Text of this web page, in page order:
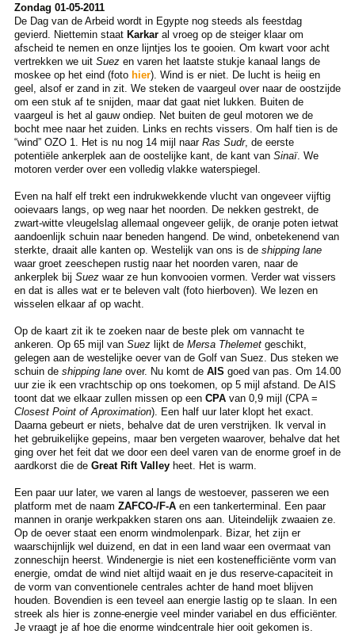
Zondag 01-05-2011
De Dag van de Arbeid wordt in Egypte nog steeds als feestdag
gevierd. Niettemin staat Karkaral vroeg op de steiger klaar om
afscheid te nemen en onze lijntjes los te gooien. Om kwart voor acht
vertrekken we uit Suezen varen het laatste stukje kanaal langs de
moskee op het eind (foto hier). Wind is er niet. De lucht is heiig en
geel, alsof er zand in zit. We steken de vaargeul over naar de oostzijde
om een stuk af te snijden, maar dat gaat niet lukken. Buiten de
vaargeul is het al gauw ondiep. Net buiten de geul motoren we de
bocht mee naar het zuiden. Links en rechts vissers. Om half tien is de
“wind” OZO 1. Het is nu nog 14 mijl naar Ras Sudr, de eerste
potentiële ankerplek aan de oostelijke kant, de kant vanSinaï. We
motoren verder over een volledig vlakke waterspiegel.
Even na half elf trekt een indrukwekkende vlucht van ongeveer vijftig
ooievaars langs, op weg naar het noorden. De nekken gestrekt, de
zwart-witte vleugelslag allemaal ongeveer gelijk, de oranje poten ietwat
aandoenlijk schuin naar beneden hangend. De wind, onbetekenend van
sterkte, draait alle kanten op. Westelijk van ons is de shipping lane
waar groet zeeschepen rustig naar het noorden varen, naar de
ankerplek bij Suezwaar ze hun konvooien vormen. Verder wat vissers
en dat is alles wat er te beleven valt (foto hierboven). We lezen en
wisselen elkaar af op wacht.
Op de kaart zit ik te zoeken naar de beste plek om vannacht te
ankeren. Op 65 mijl van Suezlijkt de Mersa Thelemetgeschikt,
gelegen aan de westelijke oever van de Golf van Suez. Dus steken we
schuin de shipping laneover. Nu komt deAIS goed van pas. Om 14.00
uur zie ik een vrachtschip op ons toekomen, op 5 mijl afstand. De AIS
toont dat we elkaar zullen missen op een CPAvan 0,9 mijl (CPA =
Closest Point of Aproximation). Een half uur later klopt het exact.
Daarna gebeurt er niets, behalve dat de uren verstrijken. Ik verval in
het gebruikelijke gepeins, maar ben vergeten waarover, behalve dat het
ging over het feit dat we door een deel varen van de enorme groef in de
aardkorst die de Great Rift Valleyheet. Het is warm.
Een paar uur later, we varen al langs de westoever, passeren we een
platform met de naam ZAFCO-/F-Aen een tankerterminal. Een paar
mannen in oranje werkpakken staren ons aan. Uiteindelijk zwaaien ze.
Op de oever staat een enorm windmolenpark. Bizar, het zijn er
waarschijnlijk wel duizend, en dat in een land waar een overmaat van
zonneschijn heerst. Windenergie is niet een kostenefficiënte vorm van
energie, omdat de wind niet altijd waait en je dus reserve-capaciteit in
de vorm van conventionele centrales achter de hand moet blijven
houden. Bovendien is een teveel aan energie lastig op te slaan. In een
streek als hier is zonne-energie veel minder variabel en dus efficiënter.
Je vraagt je af hoe die enorme windcentrale hier ooit gekomen is.